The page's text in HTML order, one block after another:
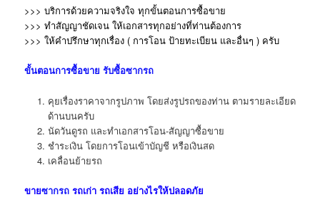
>>> บริการด้วยความจริงใจ ทุกขั้นตอนการซื้อขาย
>>> ทำสัญญาชัดเจน ให้เอกสารทุกอย่างที่ท่านต้องการ
>>> ให้คำปรึกษาทุกเรื่อง ( การโอน ป้ายทะเบียน และอื่นๆ ) ครับ
ขั้นตอนการซื้อขาย รับซื้อซากรถ
คุยเรื่องราคาจากรูปภาพ โดยส่งรูปรถของท่าน ตามรายละเอียด
ด้านบนครับ
นัดวันดูรถ และทำเอกสารโอน-สัญญาซื้อขาย
ชำระเงิน โดยการโอนเข้าบัญชี หรือเงินสด
เคลื่อนย้ายรถ
ขายซากรถ รถเก่า รถเสีย อย่างไรให้ปลอดภัย